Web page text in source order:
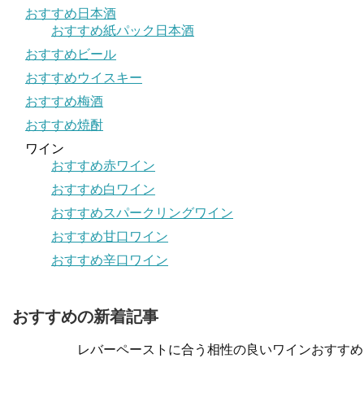
おすすめ日本酒
おすすめ紙パック日本酒
おすすめビール
おすすめウイスキー
おすすめ梅酒
おすすめ焼酎
ワイン
おすすめ赤ワイン
おすすめ白ワイン
おすすめスパークリングワイン
おすすめ甘口ワイン
おすすめ辛口ワイン
おすすめの新着記事
レバーペーストに合う相性の良いワインおすす